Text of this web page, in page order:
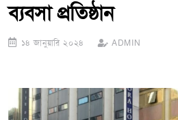
ব্যবসা প্রতিষ্ঠান
১৪ জানুয়ারি ২০২৪ ADMIN